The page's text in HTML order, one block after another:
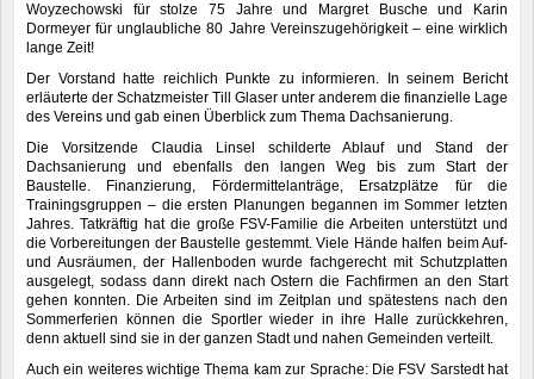
Woyzechowski für stolze 75 Jahre und Margret Busche und Karin
Dormeyer für unglaubliche 80 Jahre Vereinszugehörigkeit – eine wirklich
lange Zeit!
Der Vorstand hatte reichlich Punkte zu informieren. In seinem Bericht
erläuterte der Schatzmeister Till Glaser unter anderem die finanzielle Lage
des Vereins und gab einen Überblick zum Thema Dachsanierung.
Die Vorsitzende Claudia Linsel schilderte Ablauf und Stand der
Dachsanierung und ebenfalls den langen Weg bis zum Start der
Baustelle. Finanzierung, Fördermittelanträge, Ersatzplätze für die
Trainingsgruppen – die ersten Planungen begannen im Sommer letzten
Jahres. Tatkräftig hat die große FSV-Familie die Arbeiten unterstützt und
die Vorbereitungen der Baustelle gestemmt. Viele Hände halfen beim Auf-
und Ausräumen, der Hallenboden wurde fachgerecht mit Schutzplatten
ausgelegt, sodass dann direkt nach Ostern die Fachfirmen an den Start
gehen konnten. Die Arbeiten sind im Zeitplan und spätestens nach den
Sommerferien können die Sportler wieder in ihre Halle zurückkehren,
denn aktuell sind sie in der ganzen Stadt und nahen Gemeinden verteilt.
Auch ein weiteres wichtige Thema kam zur Sprache: Die FSV Sarstedt hat